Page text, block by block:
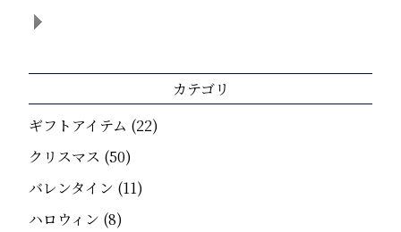
カテゴリ
ギフトアイテム (22)
クリスマス (50)
バレンタイン (11)
ハロウィン (8)